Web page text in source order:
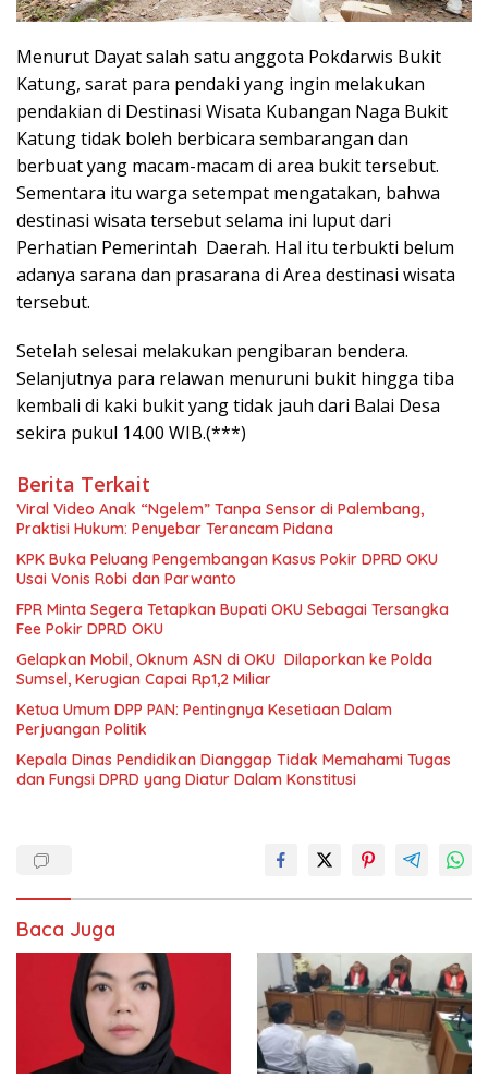
Menurut Dayat salah satu anggota Pokdarwis Bukit
Katung, sarat para pendaki yang ingin melakukan
pendakian di Destinasi Wisata Kubangan Naga Bukit
Katung tidak boleh berbicara sembarangan dan
berbuat yang macam-macam di area bukit tersebut.
Sementara itu warga setempat mengatakan, bahwa
destinasi wisata tersebut selama ini luput dari
Perhatian Pemerintah Daerah. Hal itu terbukti belum
adanya sarana dan prasarana di Area destinasi wisata
tersebut.
Setelah selesai melakukan pengibaran bendera.
Selanjutnya para relawan menuruni bukit hingga tiba
kembali di kaki bukit yang tidak jauh dari Balai Desa
sekira pukul 14.00 WIB.(***)
Berita Terkait
Viral Video Anak “Ngelem” Tanpa Sensor di Palembang,
Praktisi Hukum: Penyebar Terancam Pidana
KPK Buka Peluang Pengembangan Kasus Pokir DPRD OKU
Usai Vonis Robi dan Parwanto
FPR Minta Segera Tetapkan Bupati OKU Sebagai Tersangka
Fee Pokir DPRD OKU
Gelapkan Mobil, Oknum ASN di OKU Dilaporkan ke Polda
Sumsel, Kerugian Capai Rp1,2 Miliar
Ketua Umum DPP PAN: Pentingnya Kesetiaan Dalam
Perjuangan Politik
Kepala Dinas Pendidikan Dianggap Tidak Memahami Tugas
dan Fungsi DPRD yang Diatur Dalam Konstitusi
Baca Juga